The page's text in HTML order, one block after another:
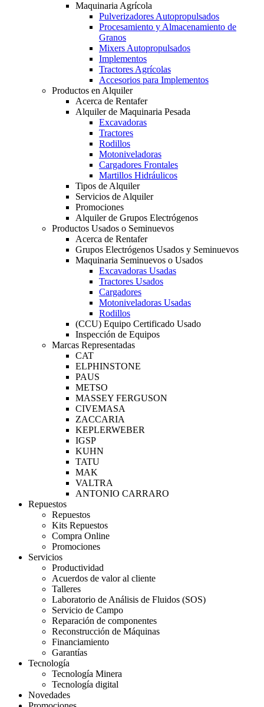
Maquinaria Agrícola
Pulverizadores Autopropulsados
Procesamiento y Almacenamiento de
Granos
Mixers Autopropulsados
Implementos
Tractores Agrícolas
Accesorios para Implementos
Productos en Alquiler
Acerca de Rentafer
Alquiler de Maquinaria Pesada
Excavadoras
Tractores
Rodillos
Motoniveladoras
Cargadores Frontales
Martillos Hidráulicos
Tipos de Alquiler
Servicios de Alquiler
Promociones
Alquiler de Grupos Electrógenos
Productos Usados o Seminuevos
Acerca de Rentafer
Grupos Electrógenos Usados y Seminuevos
Maquinaria Seminuevos o Usados
Excavadoras Usadas
Tractores Usados
Cargadores
Motoniveladoras Usadas
Rodillos
(CCU) Equipo Certificado Usado
Inspección de Equipos
Marcas Representadas
CAT
ELPHINSTONE
PAUS
METSO
MASSEY FERGUSON
CIVEMASA
ZACCARIA
KEPLERWEBER
IGSP
KUHN
TATU
MAK
VALTRA
ANTONIO CARRARO
Repuestos
Repuestos
Kits Repuestos
Compra Online
Promociones
Servicios
Productividad
Acuerdos de valor al cliente
Talleres
Laboratorio de Análisis de Fluidos (SOS)
Servicio de Campo
Reparación de componentes
Reconstrucción de Máquinas
Financiamiento
Garantías
Tecnología
Tecnología Minera
Tecnología digital
Novedades